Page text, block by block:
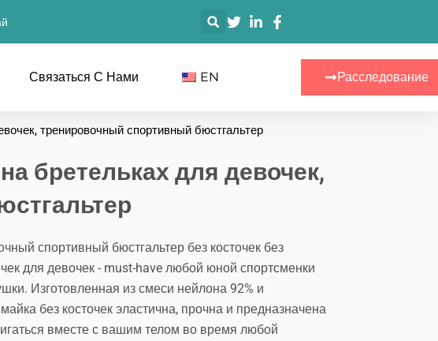
搜
索
Связаться С Нами EN Расследование
тренировочный спортивный бюстгальтер
бретельках для девочек,
спортивный бюстгальтер без косточек без
для девочек - must-have любой юной спортсменки
Изготовленная из смеси нейлона 92% и
без косточек эластична, прочна и предназначена
вместе с вашим телом во время любой